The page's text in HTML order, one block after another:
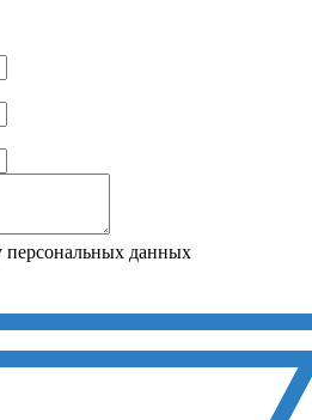
персональных данных